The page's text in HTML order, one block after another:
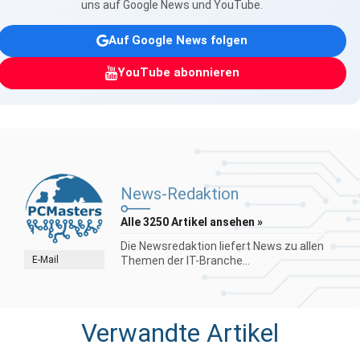
uns auf Google News und YouTube.
Auf Google News folgen
YouTube abonnieren
E-Mail
News-Redaktion
Alle 3250 Artikel ansehen »
Die Newsredaktion liefert News zu allen
Themen der IT-Branche...
Verwandte Artikel